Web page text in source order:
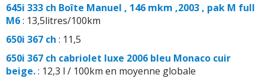
645i 333 ch Boîte Manuel , 146 mkm ,2003 , pak M full
M6: 13,5litres/100km
650i 367 ch : 11,5
650i 367 ch cabriolet luxe 2006 bleu Monaco cuir
beige.: 12,3 l / 100km en moyenne globale